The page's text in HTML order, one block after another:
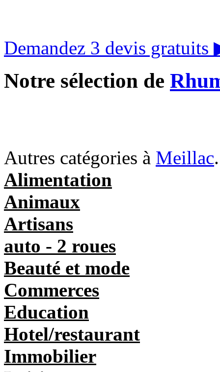
Demandez 3 devis gratuits
Notre sélection de
Autres catégories à Meillac.
Alimentation
Animaux
Artisans
auto - 2 roues
Beauté et mode
Commerces
Education
Hotel/restaurant
Immobilier